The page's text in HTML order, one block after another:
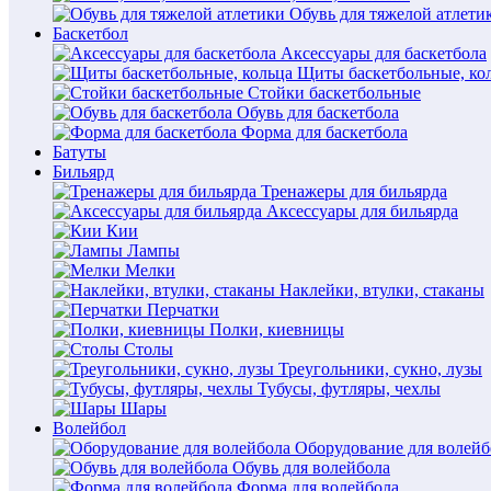
Обувь для тяжелой
Баскетбол
Аксессуары для баскетбола
Щиты баскетбольные,
Стойки баскетбольные
Обувь для баскетбола
Форма для баскетбола
Батуты
Бильярд
Тренажеры для бильярда
Аксессуары для бильярда
Кии
Лампы
Мелки
Наклейки, втулки, стаканы
Перчатки
Полки, киевницы
Столы
Треугольники, сукно, лузы
Тубусы, футляры, чехлы
Шары
Волейбол
Оборудование для
Обувь для волейбола
Форма для волейбола